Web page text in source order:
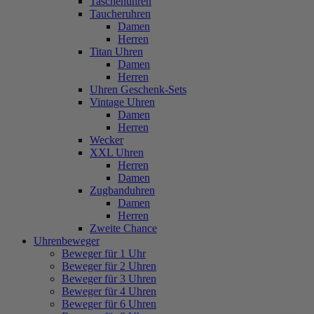
Taucheruhren
Damen
Herren
Titan Uhren
Damen
Herren
Uhren Geschenk-Sets
Vintage Uhren
Damen
Herren
Wecker
XXL Uhren
Herren
Damen
Zugbanduhren
Damen
Herren
Zweite Chance
Uhrenbeweger
Beweger für 1 Uhr
Beweger für 2 Uhren
Beweger für 3 Uhren
Beweger für 4 Uhren
Beweger für 6 Uhren